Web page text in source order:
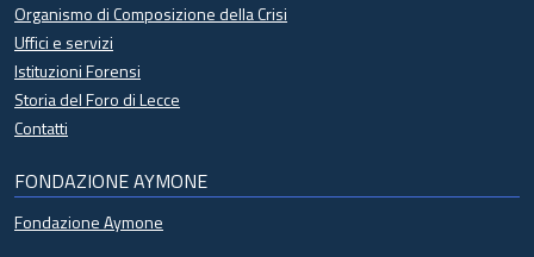
Organismo di Composizione della Crisi
Uffici e servizi
Istituzioni Forensi
Storia del Foro di Lecce
Contatti
FONDAZIONE AYMONE
Fondazione Aymone